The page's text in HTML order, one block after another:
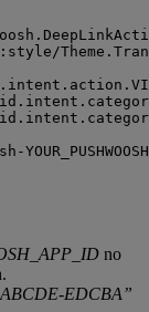
no
EDCBA”